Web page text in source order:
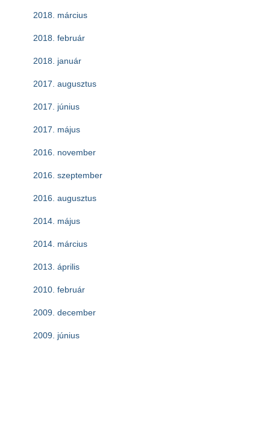
2018. március
2018. február
2018. január
2017. augusztus
2017. június
2017. május
2016. november
2016. szeptember
2016. augusztus
2014. május
2014. március
2013. április
2010. február
2009. december
2009. június